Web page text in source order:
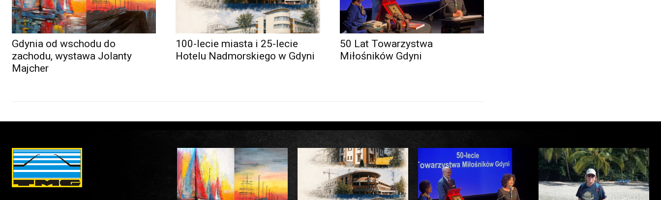
Gdynia od wschodu do
zachodu, wystawa Jolanty
Majcher
100-lecie miasta i 25-lecie
Hotelu Nadmorskiego w Gdyni
50 Lat Towarzystwa
Miłośników Gdyni